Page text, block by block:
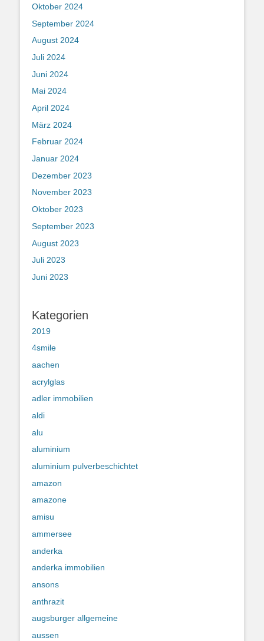
Oktober 2024
September 2024
August 2024
Juli 2024
Juni 2024
Mai 2024
April 2024
März 2024
Februar 2024
Januar 2024
Dezember 2023
November 2023
Oktober 2023
September 2023
August 2023
Juli 2023
Juni 2023
Kategorien
2019
4smile
aachen
acrylglas
adler immobilien
aldi
alu
aluminium
aluminium pulverbeschichtet
amazon
amazone
amisu
ammersee
anderka
anderka immobilien
ansons
anthrazit
augsburger allgemeine
aussen